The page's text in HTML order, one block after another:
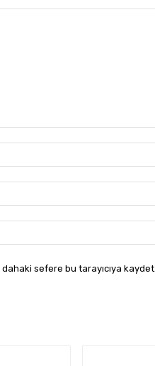
sefere bu tarayıcıya kaydet.